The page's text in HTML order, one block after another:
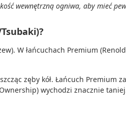
wewnętrzną ogniwa, aby mieć
W łańcuchach Premium
zęby kół. Łańcuch Premium
wychodzi znacznie